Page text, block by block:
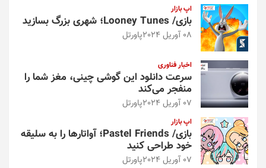
اپ بازار
بازی/ Looney Tunes؛ شهری بزرگ بسازید
08 آوریل 2024 پاورتل
اخبار فناوری
سرعت دانلود این گوشی چینی، مغز شما را
منفجر می‌کند
07 آوریل 2024 پاورتل
اپ بازار
بازی/ Pastel Friends؛ آواتارها را به سلیقه
خود طراحی کنید
07 آوریل 2024 پاورتل